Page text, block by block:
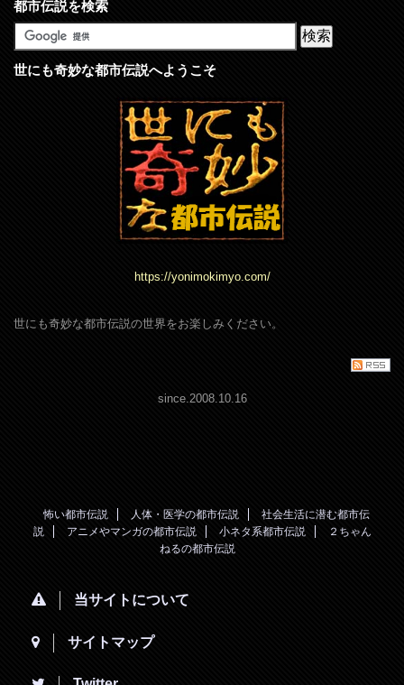
都市伝説を検索
世にも奇妙な都市伝説へようこそ
https://yonimokimyo.com/
世にも奇妙な都市伝説の世界をお楽しみください。
since.2008.10.16
怖い都市伝説 人体・医学の都市伝説
社会生活に潜む都市伝
説
アニメやマンガの都市伝説 小ネタ系都市伝説
２ちゃん
ねるの都市伝説
当サイトについて
サイトマップ